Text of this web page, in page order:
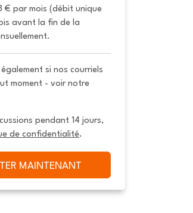
€ par mois (débit unique
avant la fin de la
si nos courriels
moment - voir notre
pendant 14 jours,
de confidentialité.
MAINTENANT